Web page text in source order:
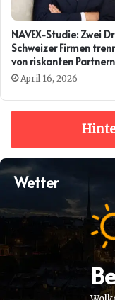
NAVEX-Studie: Zwei
Schweizer Firmen
von riskanten Partnern
April 16, 2026
Wetter